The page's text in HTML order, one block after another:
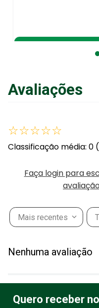
Avaliações
☆☆☆☆☆
Classificação média: 0
Faça login para
Mais recentes
Nenhuma avaliação
Quero receber